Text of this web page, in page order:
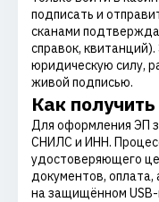
подписать и
сканами
справок,
юридическую силу,
живой подписью.
Как
Для оформления ЭП
СНИЛС и ИНН.
удостоверяющего
документов, оплата,
на защищённом